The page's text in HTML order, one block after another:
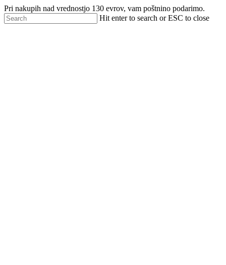
Skip
to
main
Pri nakupih nad vrednostjo 130 evrov, vam poštnino podarimo.
Hit enter to search or ESC to close